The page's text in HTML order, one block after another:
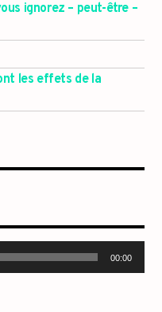
ignorez – peut-être –
les effets de la
00:00